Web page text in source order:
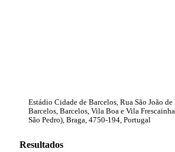
Estádio Cidade de Barcelos, Rua São João
Barcelos, Barcelos, Vila Boa e Vila
São Pedro), Braga, 4750-194, Portugal
Resultados